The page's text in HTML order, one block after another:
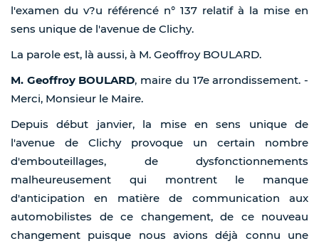
l'examen du v?u référencé n° 137 relatif à la mise en
sens unique de l'avenue de Clichy.
La parole est, là aussi, à M. Geoffroy BOULARD.
M. Geoffroy BOULARD, maire du 17e arrondissement. -
Merci, Monsieur le Maire.
Depuis début janvier, la mise en sens unique de
l'avenue de Clichy provoque un certain nombre
d'embouteillages, de dysfonctionnements
malheureusement qui montrent le manque
d'anticipation en matière de communication aux
automobilistes de ce changement, de ce nouveau
changement puisque nous avions déjà connu une